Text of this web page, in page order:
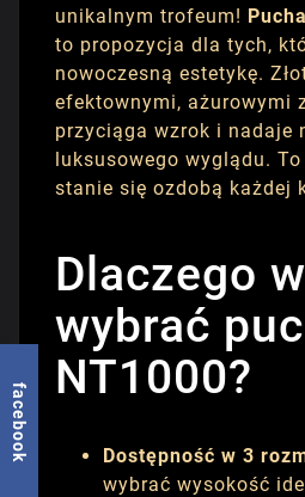
unikalnym trofeum!
to propozycja dla tych,
nowoczesną estetykę.
efektownymi, ażurowymi
przyciąga wzrok i nadaje
luksusowego wyglądu.
stanie się ozdobą każdej
Dlaczego
wybrać
NT1000?
Dostępność w 3
wybrać wysokość
facebook